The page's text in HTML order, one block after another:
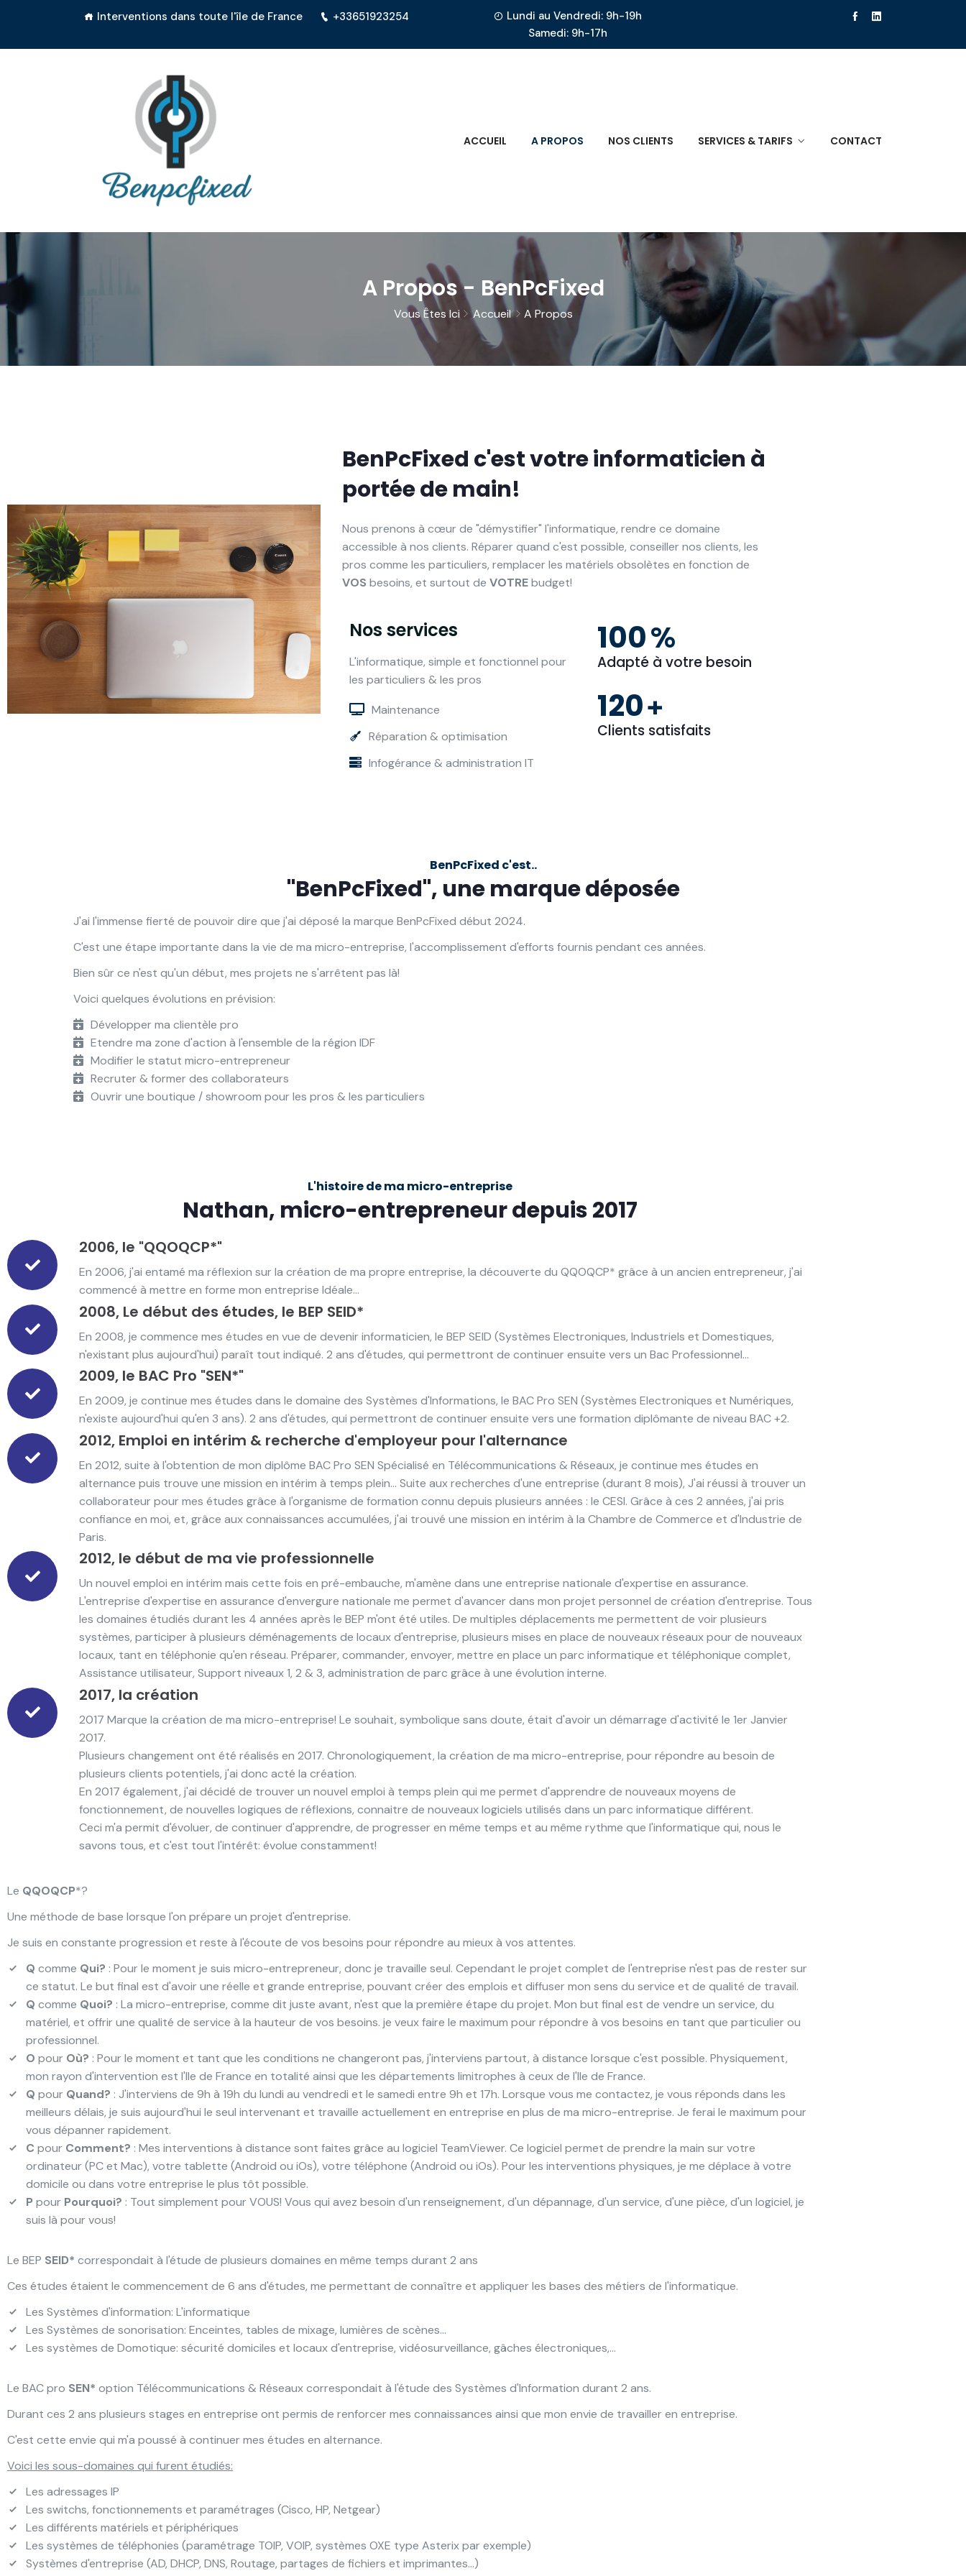
Interventions dans toute l'île de France +33651923254
Lundi au Vendredi: 9h-19h
Samedi: 9h-17h
ACCUEIL A PROPOS NOS CLIENTS SERVICES & TARIFS CONTACT
A Propos - BenPcFixed
Vous Êtes Ici Accueil A Propos
BenPcFixed c'est votre informaticien à
portée de main!
Nous prenons à cœur de "démystifier" l'informatique, rendre ce domaine
accessible à nos clients. Réparer quand c'est possible, conseiller nos clients, les
pros comme les particuliers, remplacer les matériels obsolètes en fonction de
VOS besoins, et surtout de VOTREbudget!
Nos services
L'informatique, simple et fonctionnel pour
les particuliers & les pros
Maintenance
Réparation & optimisation
Infogérance & administration IT
100%
Adapté à votre besoin
120+
Clients satisfaits
BenPcFixed c'est..
"BenPcFixed", une marque déposée
J'ai l'immense fierté de pouvoir dire que j'ai déposé la marque BenPcFixed début 2024.
C'est une étape importante dans la vie de ma micro-entreprise, l'accomplissement d'efforts fournis pendant ces années.
Bien sûr ce n'est qu'un début, mes projets ne s'arrêtent pas là!
Voici quelques évolutions en prévision:
Développer ma clientèle pro
Etendre ma zone d'action à l'ensemble de la région IDF
Modifier le statut micro-entrepreneur
Recruter & former des collaborateurs
Ouvrir une boutique / showroom pour les pros & les particuliers
L'histoire de ma micro-entreprise
Nathan, micro-entrepreneur depuis 2017
2006, le "QQOQCP*"
En 2006, j'ai entamé ma réflexion sur la création de ma propre entreprise, la découverte du QQOQCP* grâce à un ancien entrepreneur, j'ai
commencé à mettre en forme mon entreprise Idéale...
2008, Le début des études, le BEP SEID*
En 2008, je commence mes études en vue de devenir informaticien, le BEP SEID (Systèmes Electroniques, Industriels et Domestiques,
n'existant plus aujourd'hui) paraît tout indiqué. 2 ans d'études, qui permettront de continuer ensuite vers un Bac Professionnel...
2009, le BAC Pro "SEN*"
En 2009, je continue mes études dans le domaine des Systèmes d'Informations, le BAC Pro SEN (Systèmes Electroniques et Numériques,
n'existe aujourd'hui qu'en 3 ans). 2 ans d'études, qui permettront de continuer ensuite vers une formation diplômante de niveau BAC +2.
2012, Emploi en intérim & recherche d'employeur pour l'alternance
En 2012, suite à l'obtention de mon diplôme BAC Pro SEN Spécialisé en Télécommunications & Réseaux, je continue mes études en
alternance puis trouve une mission en intérim à temps plein... Suite aux recherches d'une entreprise (durant 8 mois), J'ai réussi à trouver un
collaborateur pour mes études grâce à l'organisme de formation connu depuis plusieurs années : le CESI. Grâce à ces 2 années, j'ai pris
confiance en moi, et, grâce aux connaissances accumulées, j'ai trouvé une mission en intérim à la Chambre de Commerce et d'Industrie de
Paris.
2012, le début de ma vie professionnelle
Un nouvel emploi en intérim mais cette fois en pré-embauche, m'amène dans une entreprise nationale d'expertise en assurance.
L'entreprise d'expertise en assurance d'envergure nationale me permet d'avancer dans mon projet personnel de création d'entreprise. Tous
les domaines étudiés durant les 4 années après le BEP m'ont été utiles. De multiples déplacements me permettent de voir plusieurs
systèmes, participer à plusieurs déménagements de locaux d'entreprise, plusieurs mises en place de nouveaux réseaux pour de nouveaux
locaux, tant en téléphonie qu'en réseau. Préparer, commander, envoyer, mettre en place un parc informatique et téléphonique complet,
Assistance utilisateur, Support niveaux 1, 2 & 3, administration de parc grâce à une évolution interne.
2017, la création
2017 Marque la création de ma micro-entreprise! Le souhait, symbolique sans doute, était d'avoir un démarrage d'activité le 1er Janvier
2017.
Plusieurs changement ont été réalisés en 2017. Chronologiquement, la création de ma micro-entreprise, pour répondre au besoin de
plusieurs clients potentiels, j'ai donc acté la création.
En 2017 également, j'ai décidé de trouver un nouvel emploi à temps plein qui me permet d'apprendre de nouveaux moyens de
fonctionnement, de nouvelles logiques de réflexions, connaitre de nouveaux logiciels utilisés dans un parc informatique différent.
Ceci m'a permit d'évoluer, de continuer d'apprendre, de progresser en même temps et au même rythme que l'informatique qui, nous le
savons tous, et c'est tout l'intérêt: évolue constamment!
Le QQOQCP*?
Une méthode de base lorsque l'on prépare un projet d'entreprise.
Je suis en constante progression et reste à l'écoute de vos besoins pour répondre au mieux à vos attentes.
Q comme Qui? : Pour le moment je suis micro-entrepreneur, donc je travaille seul. Cependant le projet complet de l'entreprise n'est pas de rester sur
ce statut. Le but final est d'avoir une réelle et grande entreprise, pouvant créer des emplois et diffuser mon sens du service et de qualité de travail.
Q comme Quoi? : La micro-entreprise, comme dit juste avant, n'est que la première étape du projet. Mon but final est de vendre un service, du
matériel, et offrir une qualité de service à la hauteur de vos besoins. je veux faire le maximum pour répondre à vos besoins en tant que particulier ou
professionnel.
O pour Où? : Pour le moment et tant que les conditions ne changeront pas, j'interviens partout, à distance lorsque c'est possible. Physiquement,
mon rayon d'intervention est l'Ile de France en totalité ainsi que les départements limitrophes à ceux de l'Ile de France.
Q pour Quand? : J'interviens de 9h à 19h du lundi au vendredi et le samedi entre 9h et 17h. Lorsque vous me contactez, je vous réponds dans les
meilleurs délais, je suis aujourd'hui le seul intervenant et travaille actuellement en entreprise en plus de ma micro-entreprise. Je ferai le maximum pour
vous dépanner rapidement.
C pour Comment? : Mes interventions à distance sont faites grâce au logiciel TeamViewer. Ce logiciel permet de prendre la main sur votre
ordinateur (PC et Mac), votre tablette (Android ou iOs), votre téléphone (Android ou iOs). Pour les interventions physiques, je me déplace à votre
domicile ou dans votre entreprise le plus tôt possible.
P pour Pourquoi? : Tout simplement pour VOUS! Vous qui avez besoin d'un renseignement, d'un dépannage, d'un service, d'une pièce, d'un logiciel, je
suis là pour vous!
Le BEP SEID* correspondait à l'étude de plusieurs domaines en même temps durant 2 ans
Ces études étaient le commencement de 6 ans d'études, me permettant de connaître et appliquer les bases des métiers de l'informatique.
Les Systèmes d'information: L'informatique
Les Systèmes de sonorisation: Enceintes, tables de mixage, lumières de scènes...
Les systèmes de Domotique: sécurité domiciles et locaux d'entreprise, vidéosurveillance, gâches électroniques,...
Le BAC pro SEN* option Télécommunications & Réseaux correspondait à l'étude des Systèmes d'Information durant 2 ans.
Durant ces 2 ans plusieurs stages en entreprise ont permis de renforcer mes connaissances ainsi que mon envie de travailler en entreprise.
C'est cette envie qui m'a poussé à continuer mes études en alternance.
Voici les sous-domaines qui furent étudiés:
Les adressages IP
Les switchs, fonctionnements et paramétrages (Cisco, HP, Netgear)
Les différents matériels et périphériques
Les systèmes de téléphonies (paramétrage TOIP, VOIP, systèmes OXE type Asterix par exemple)
Systèmes d'entreprise (AD, DHCP, DNS, Routage, partages de fichiers et imprimantes...)